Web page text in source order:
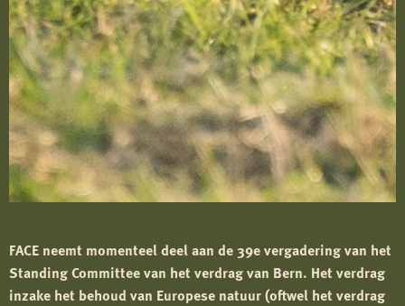
FACE neemt momenteel deel aan de 39e vergadering van het
Standing Committee van het verdrag van Bern. Het verdrag
inzake het behoud van Europese natuur (oftwel het verdrag